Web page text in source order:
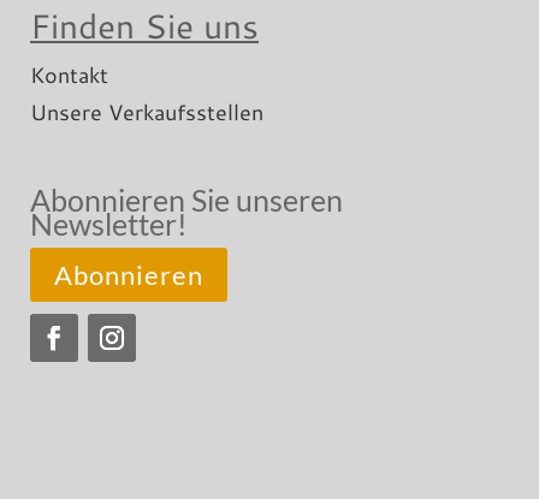
Finden Sie uns
Kontakt
Unsere Verkaufsstellen
Abonnieren Sie unseren
Newsletter!
Abonnieren